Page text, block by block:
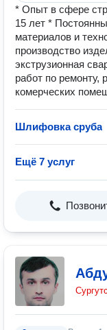
* Опыт в сфере
15 лет *
материалов и
производство
экструзионная
работ по ремонту,
комерческих
Шлифовка сруба
Ещё 7 услуг